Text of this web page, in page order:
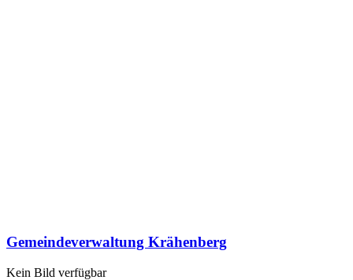
Gemeindeverwaltung Krähenberg
Kein Bild verfügbar